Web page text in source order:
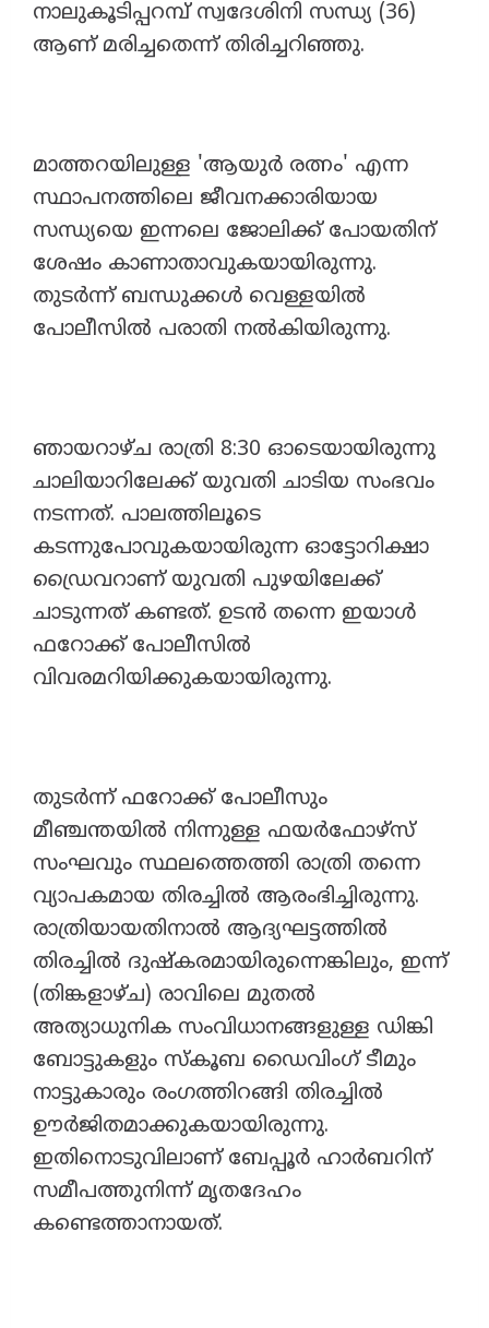
നാലുകൂടിപ്പറമ്പ് സ്വദേശിനി സന്ധ്യ (36)
ആണ് മരിച്ചതെന്ന് തിരിച്ചറിഞ്ഞു.
മാത്തറയിലുള്ള 'ആയുർ രത്നം' എന്ന
സ്ഥാപനത്തിലെ ജീവനക്കാരിയായ
സന്ധ്യയെ ഇന്നലെ ജോലിക്ക് പോയതിന്
ശേഷം കാണാതാവുകയായിരുന്നു.
തുടർന്ന് ബന്ധുക്കൾ വെള്ളയിൽ
പോലീസിൽ പരാതി നൽകിയിരുന്നു.
ഞായറാഴ്ച രാത്രി 8:30 ഓടെയായിരുന്നു
ചാലിയാറിലേക്ക് യുവതി ചാടിയ സംഭവം
നടന്നത്. പാലത്തിലൂടെ
കടന്നുപോവുകയായിരുന്ന ഓട്ടോറിക്ഷാ
ഡ്രൈവറാണ് യുവതി പുഴയിലേക്ക്
ചാടുന്നത് കണ്ടത്. ഉടൻ തന്നെ ഇയാൾ
ഫറോക്ക് പോലീസിൽ
വിവരമറിയിക്കുകയായിരുന്നു.
തുടർന്ന് ഫറോക്ക് പോലീസും
മീഞ്ചന്തയിൽ നിന്നുള്ള ഫയർഫോഴ്സ്
സംഘവും സ്ഥലത്തെത്തി രാത്രി തന്നെ
വ്യാപകമായ തിരച്ചിൽ ആരംഭിച്ചിരുന്നു.
രാത്രിയായതിനാൽ ആദ്യഘട്ടത്തിൽ
തിരച്ചിൽ ദുഷ്കരമായിരുന്നെങ്കിലും, ഇന്ന്
(തിങ്കളാഴ്ച) രാവിലെ മുതൽ
അത്യാധുനിക സംവിധാനങ്ങളുള്ള ഡിങ്കി
ബോട്ടുകളും സ്കൂബ ഡൈവിംഗ് ടീമും
നാട്ടുകാരും രംഗത്തിറങ്ങി തിരച്ചിൽ
ഊർജിതമാക്കുകയായിരുന്നു.
ഇതിനൊടുവിലാണ് ബേപ്പൂർ ഹാർബറിന്
സമീപത്തുനിന്ന് മൃതദേഹം
കണ്ടെത്താനായത്.